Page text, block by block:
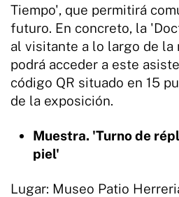
Tiempo', que permitirá
futuro. En concreto, la
al visitante a lo largo de la
podrá acceder a este
código QR situado en 15
de la exposición.
Muestra. 'Turno de
piel'
Lugar: Museo Patio